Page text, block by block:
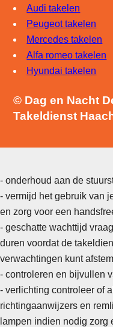
Audi takelen
Peugeot takelen
Mercedes takelen
Alfa romeo takelen
Hyundai takelen
© Dag en Nacht
Takeldienst
- onderhoud aan de
- vermijd het gebruik van
en zorg voor een
- geschatte wachttijd
duren voordat de
verwachtingen kunt
- controleren en bijvullen
- verlichting controleer of
richtingaanwijzers en
lampen indien nodig zorg